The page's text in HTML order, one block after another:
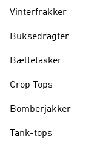
Vinterfrakker
Buksedragter
Bæltetasker
Crop Tops
Bomberjakker
Tank-tops